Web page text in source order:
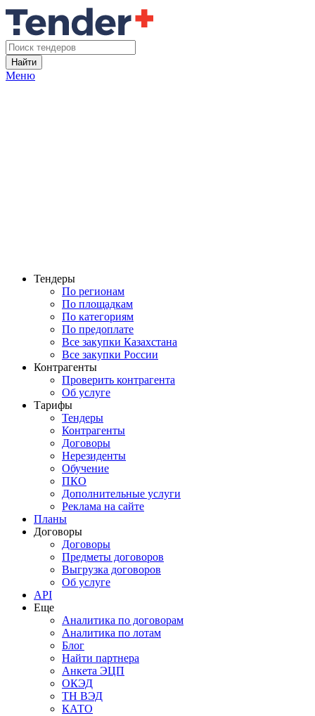
Найти
Меню
Тендеры
По регионам
По площадкам
По категориям
По предоплате
Все закупки Казахстана
Все закупки России
Контрагенты
Проверить контрагента
Об услуге
Тарифы
Тендеры
Контрагенты
Договоры
Нерезиденты
Обучение
ПКО
Дополнительные услуги
Реклама на сайте
Планы
Договоры
Договоры
Предметы договоров
Выгрузка договоров
Об услуге
API
Еще
Аналитика по договорам
Аналитика по лотам
Блог
Найти партнера
Анкета ЭЦП
ОКЭД
ТН ВЭД
КАТО